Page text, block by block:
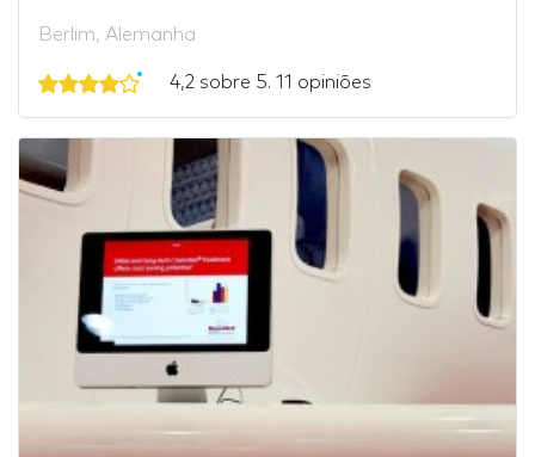
Berlim, Alemanha
4,2 sobre 5. 11 opiniões